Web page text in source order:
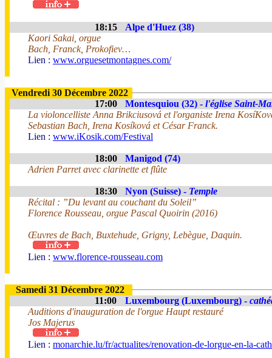
18:15
Alpe d'Huez (38)
Kaori Sakai, orgue
Bach, Franck, Prokofiev…
Lien : www.orguesetmontagnes.com/
Vendredi 30 Décembre 2022
17:00
Montesquiou (32) - l'église Saint-
La violoncelliste Anna Brikciusová et l'organiste Irena
Sebastian Bach, Irena Kosíková et César Franck.
Lien : www.iKosik.com/Festival
18:00
Manigod (74)
Adrien Parret avec clarinette et flûte
18:30 Nyon (Suisse) - Temple
Récital : ”Du levant au couchant du Soleil”
Florence Rousseau, orgue Pascal Quoirin (2016)
Œuvres de Bach, Buxtehude, Grigny, Lebègue, Daquin.
Lien : www.florence-rousseau.com
Samedi 31 Décembre 2022
11:00
Luxembourg (Luxembourg) -
Auditions d'inauguration de l'orgue Haupt restauré
Jos Majerus
Lien : monarchie.lu/fr/actualites/renovation-de-lorgue-en-la-